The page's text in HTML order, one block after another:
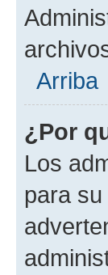
Arriba
¿Por
Los
para